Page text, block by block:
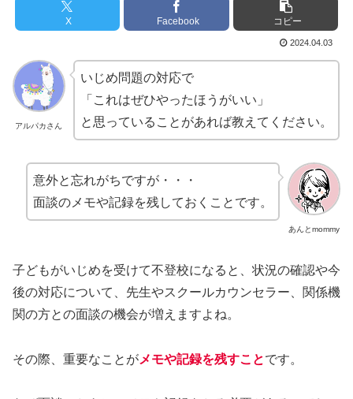
X Facebook コピー
2024.04.03
アルパカさん
いじめ問題の対応で
「これはぜひやったほうがいい」
と思っていることがあれば教えてください。
あんとmommy
意外と忘れがちですが・・・
面談のメモや記録を残しておくことです。
子どもがいじめを受けて不登校になると、状況の確認や今
後の対応について、先生やスクールカウンセラー、関係機
関の方との面談の機会が増えますよね。
その際、重要なことがメモや記録を残すことです。